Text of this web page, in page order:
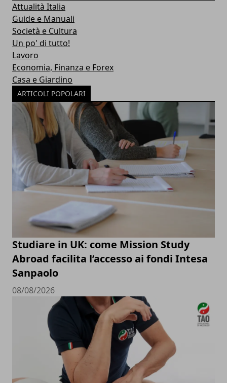
Attualità Italia
Guide e Manuali
Società e Cultura
Un po' di tutto!
Lavoro
Economia, Finanza e Forex
Casa e Giardino
ARTICOLI POPOLARI
Studiare in UK: come Mission Study
Abroad facilita l’accesso ai fondi Intesa
Sanpaolo
08/08/2026